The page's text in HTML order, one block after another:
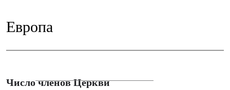
Европа
Число членов Церкви